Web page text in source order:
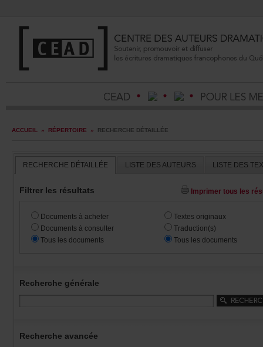
ACCUEIL » RÉPERTOIRE » RECHERCHEDÉTAILLÉE
RECHERCHEDÉTAILLÉE LISTEDESAUTEURS
Filtrerlesrésultats
Documentsàacheter
Documentsàconsulter
Touslesdocuments
Textesoriginaux
Traduction(s)
Touslesdocuments
Recherchegénérale
Rechercheavancée